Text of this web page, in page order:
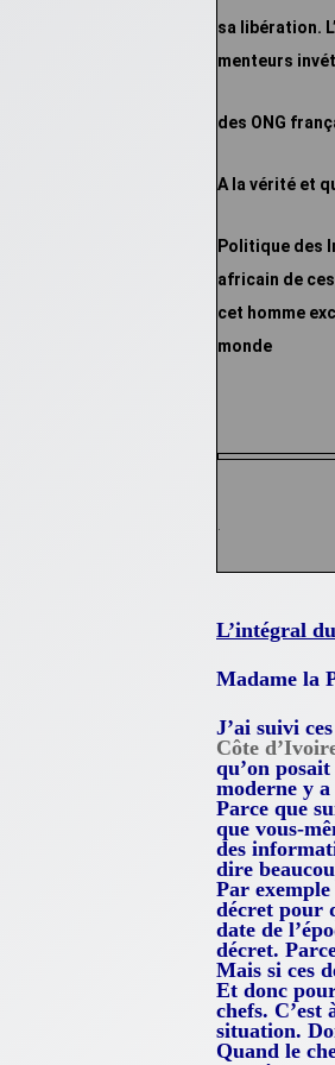
sa libération.
menteurs
des ONG
A la vérité et
Politique des
africain de
cet homme
monde
.
L’intégral
Madame la
J’ai suivi
Côte
qu’on
moderne y
Parce que
que vous-
des
dire
Par
décret pour
date de
décret.
Mais si ces
Et donc
chefs. C’est
situation.
Quand le